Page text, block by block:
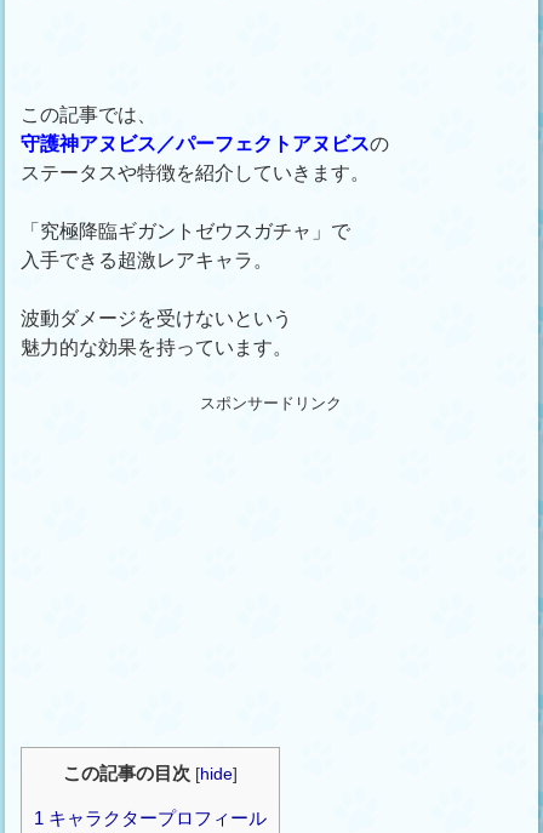
この記事では、
守護神アヌビス／パーフェクトアヌビスの
ステータスや特徴を紹介していきます。
「究極降臨ギガントゼウスガチャ」で
入手できる超激レアキャラ。
波動ダメージを受けないという
魅力的な効果を持っています。
スポンサードリンク
この記事の目次 [hide]
1 キャラクタープロフィール